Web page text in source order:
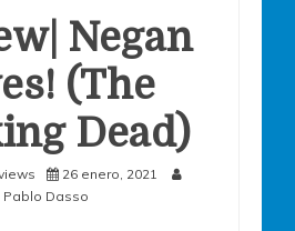
Negan
(The
Dead)
26 enero, 2021
Pablo Dasso